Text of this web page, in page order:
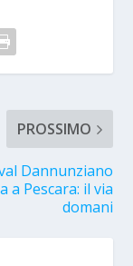
PROSSIMO
Dannunziano
a Pescara: il via
domani